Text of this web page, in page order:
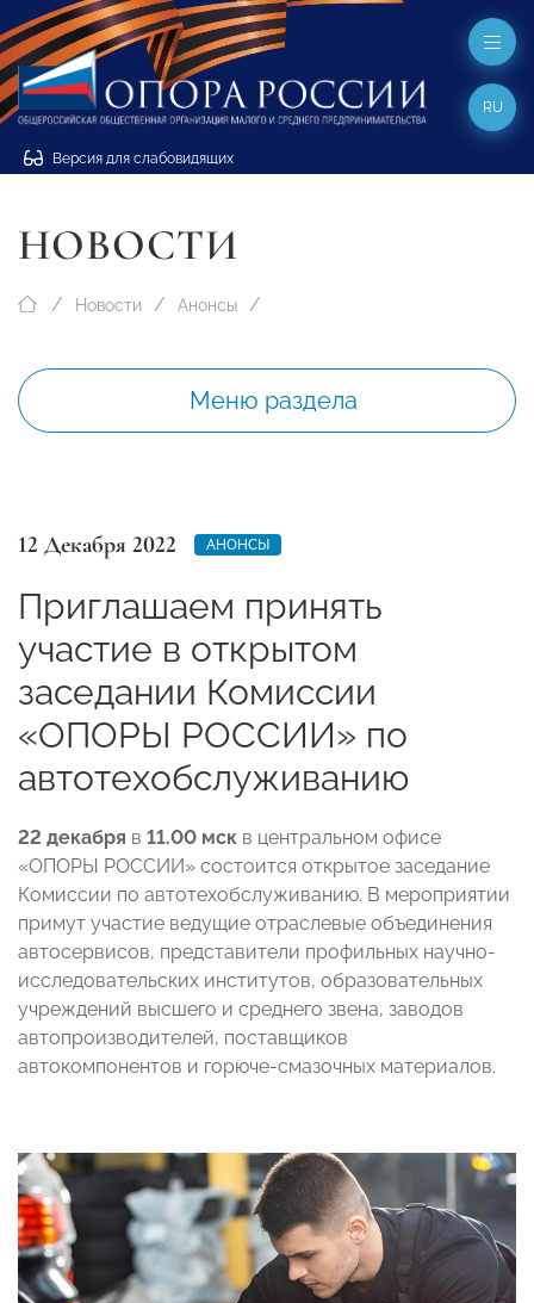
Версия для слабовидящих
RU
НОВОСТИ
Новости Анонсы
Меню раздела
12 Декабря 2022 АНОНСЫ
Приглашаем принять
участие в открытом
заседании Комиссии
«ОПОРЫ РОССИИ» по
автотехобслуживанию
22 декабря в 11.00 мск в центральном офисе
«ОПОРЫ РОССИИ» состоится открытое заседание
Комиссии по автотехобслуживанию. В мероприятии
примут участие ведущие отраслевые объединения
автосервисов, представители профильных научно-
исследовательских институтов, образовательных
учреждений высшего и среднего звена, заводов
автопроизводителей, поставщиков
автокомпонентов и горюче-смазочных материалов.